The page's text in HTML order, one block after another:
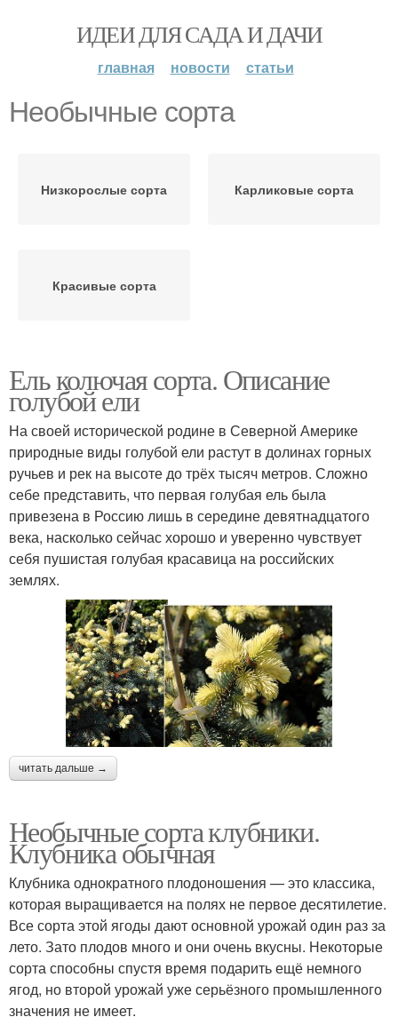
ИДЕИ ДЛЯ САДА И ДАЧИ
главная новости статьи
Необычные сорта
Низкорослые сорта Карликовые сорта
Красивые сорта
Ель колючая сорта. Описание
голубой ели
На своей исторической родине в Северной Америке
природные виды голубой ели растут в долинах горных
ручьев и рек на высоте до трёх тысяч метров. Сложно
себе представить, что первая голубая ель была
привезена в Россию лишь в середине девятнадцатого
века, насколько сейчас хорошо и уверенно чувствует
себя пушистая голубая красавица на российских
землях.
читать дальше →
Необычные сорта клубники.
Клубника обычная
Клубника однократного плодоношения — это классика,
которая выращивается на полях не первое десятилетие.
Все сорта этой ягоды дают основной урожай один раз за
лето. Зато плодов много и они очень вкусны. Некоторые
сорта способны спустя время подарить ещё немного
ягод, но второй урожай уже серьёзного промышленного
значения не имеет.